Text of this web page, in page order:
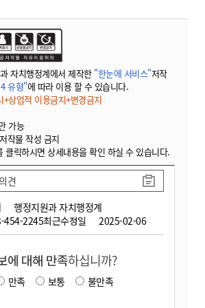
자치행정계에서 제작한 "한눈에 서비스"저작
유형"에 따라 이용 할 수 있습니다.
상업적 이용금지+변경금지
가능
작물 작성 금지
릭하시면 상세내용을 확인 하실 수 있습니다.
행정지원과 자치행정계
454-2245최근수정일 2025-02-06
견
에 대해 만족하십니까?
만족 보통
불만족